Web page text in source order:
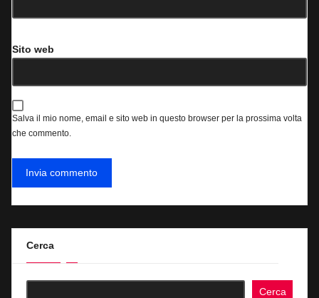
Sito web
Salva il mio nome, email e sito web in questo browser per la prossima volta
che commento.
Cerca
Cerca